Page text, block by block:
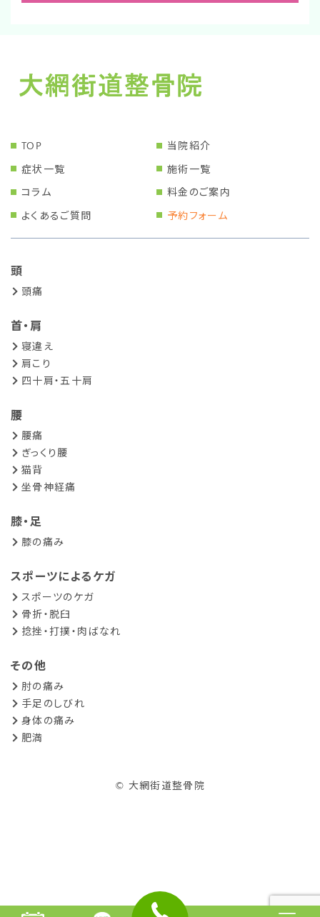
TOP
当院紹介
症状一覧
施術一覧
コラム
料金のご案内
よくあるご質問
予約フォーム
頭
頭痛
首・肩
寝違え
肩こり
四十肩・五十肩
腰
腰痛
ぎっくり腰
猫背
坐骨神経痛
膝・足
膝の痛み
スポーツによるケガ
スポーツのケガ
骨折・脱臼
捻挫・打撲・肉ばなれ
その他
肘の痛み
手足のしびれ
身体の痛み
肥満
© 大網街道整骨院